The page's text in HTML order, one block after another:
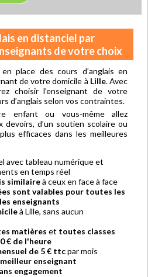
en distanciel par
de votre choix
place des cours d’anglais en
de votre domicile à Lille. Avec
choisir l’enseignant de votre
d’anglais selon vos contraintes.
enfant ou vous-même allez
devoirs, d’un soutien scolaire ou
efficaces dans les meilleures
avec tableau numérique et
en temps réel
similaireà ceux en face à face
sont valables pour toutes les
enseignants
à Lille, sans aucun
matières et toutes classes
€ de l'heure
de 5 € ttcpar mois
meilleur enseignant
engagement